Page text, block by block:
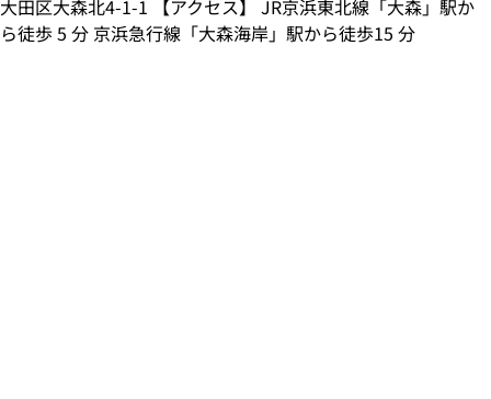
大田区大森北4-1-1 【アクセス】 JR京浜東北線「大森」駅か
ら徒歩 5 分 京浜急行線「大森海岸」駅から徒歩15 分